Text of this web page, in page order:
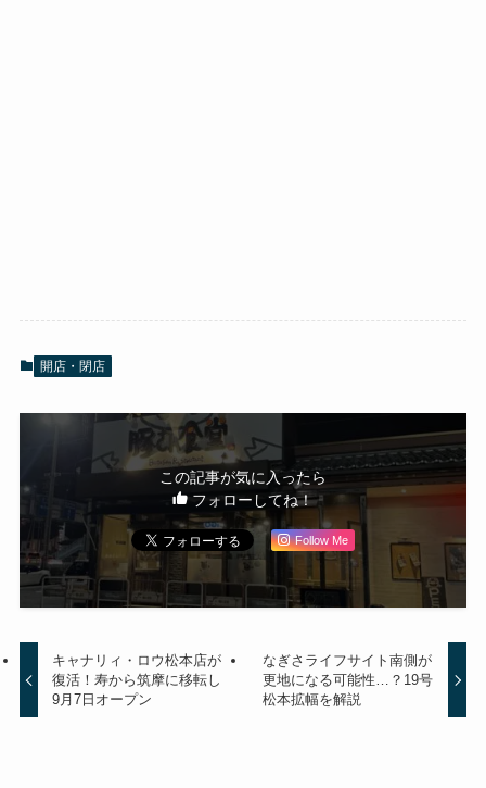
開店・閉店
この記事が気に入ったら
フォローしてね！
Follow Me
キャナリィ・ロウ松本店が
復活！寿から筑摩に移転し
9月7日オープン
なぎさライフサイト南側が
更地になる可能性…？19号
松本拡幅を解説